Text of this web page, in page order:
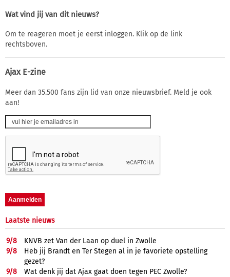
Wat vind jij van dit nieuws?
Om te reageren moet je eerst inloggen. Klik op de link
rechtsboven.
Ajax E-zine
Meer dan 35.500 fans zijn lid van onze nieuwsbrief. Meld je ook
aan!
Laatste nieuws
9/8
KNVB zet Van der Laan op duel in Zwolle
9/8
Heb jij Brandt en Ter Stegen al in je favoriete opstelling
gezet?
9/8
Wat denk jij dat Ajax gaat doen tegen PEC Zwolle?